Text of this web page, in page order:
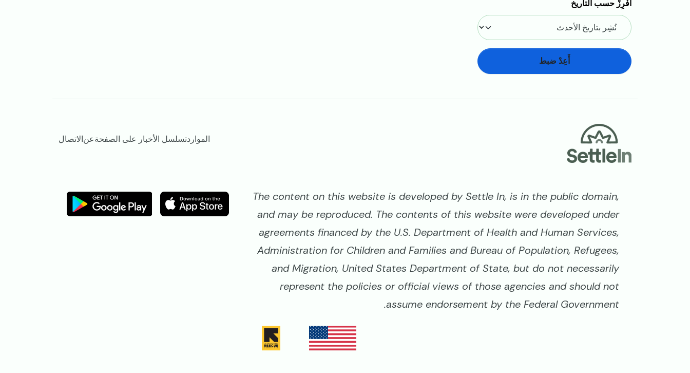
افْرِزْ حسب التاريخ
أَعِدْ ضبط
المواردتسلسل الأخبار على الصفحةعنالاتصال
The content on this website is developed by Settle In, is in the public domain,
and may be reproduced. The contents of this website were developed under
agreements financed by the U.S. Department of Health and Human Services,
Administration for Children and Families and Bureau of Population, Refugees,
and Migration, United States Department of State, but do not necessarily
represent the policies or official views of those agencies and should not
assume endorsement by the Federal Government.
Image Image
Image